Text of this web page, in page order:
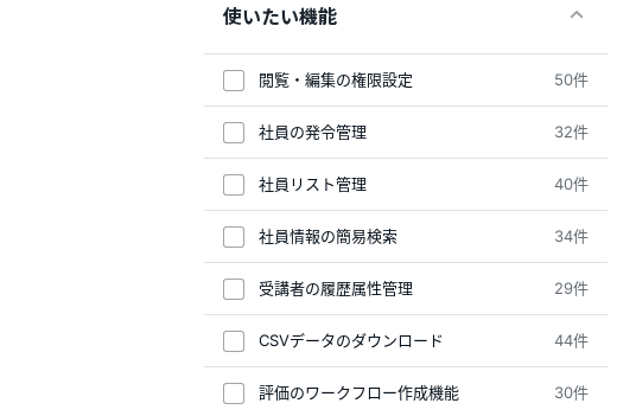
使いたい機能
閲覧・編集の権限設定 50件
社員の発令管理 32件
社員リスト管理 40件
社員情報の簡易検索 34件
受講者の履歴属性管理 29件
CSVデータのダウンロード 44件
評価のワークフロー作成機能 30件